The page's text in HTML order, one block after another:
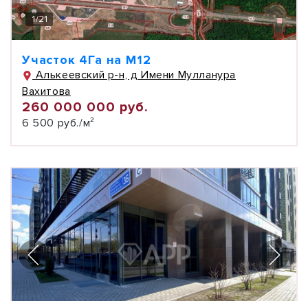
1/21
Участок 4Га на М12
Алькеевский р-н, д Имени Мулланура
Вахитова
260 000 000 руб.
6 500 руб./м²